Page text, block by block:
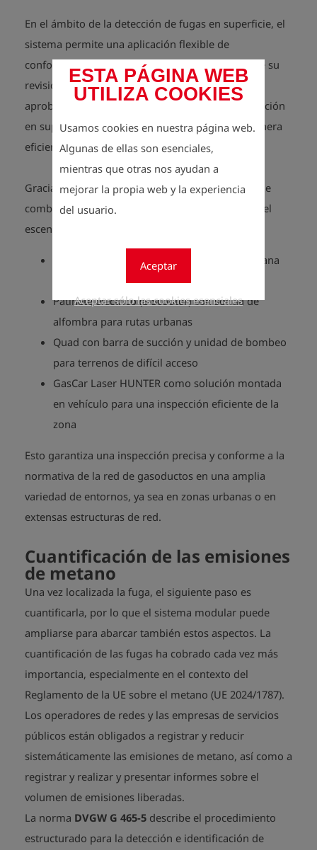
ESTA PÁGINA WEB
UTILIZA COOKIES
Usamos cookies en nuestra página web.
Algunas de ellas son esenciales,
mientras que otras nos ayudan a
mejorar la propia web y la experiencia
del usuario.
Aceptar
Aceptar sólo las cookies esenciales
En el ámbito de la detección de fugas en superficie, el
sistema permite una aplicación flexible de
conformidad con la norma DVGW G 465-1. Desde su
revisión en 2019 (borrador actual de 2025), se han
aprobado diversos procedimientos para la inspección
en superficie, que pueden implementarse de manera
eficiente utilizando nuestro sistema modular.
Gracias a su diseño modular, Laser HUNTER puede
combinarse con diferentes sistemas en función del
escenario de aplicación:
Sonda de alfombra (TS14) y sonda de campana
para la inspección manual
Patinete eléctrico (E-Scooter) con sonda de
alfombra para rutas urbanas
Quad con barra de succión y unidad de bombeo
para terrenos de difícil acceso
GasCar Laser HUNTER como solución montada
en vehículo para una inspección eficiente de la
zona
Esto garantiza una inspección precisa y conforme a la
normativa de la red de gasoductos en una amplia
variedad de entornos, ya sea en zonas urbanas o en
extensas estructuras de red.
Cuantificación de las emisiones
de metano
Una vez localizada la fuga, el siguiente paso es
cuantificarla, por lo que el sistema modular puede
ampliarse para abarcar también estos aspectos. La
cuantificación de las fugas ha cobrado cada vez más
importancia, especialmente en el contexto del
Reglamento de la UE sobre el metano (UE 2024/1787).
Los operadores de redes y las empresas de servicios
públicos están obligados a registrar y reducir
sistemáticamente las emisiones de metano, así como a
registrar y realizar y presentar informes sobre el
volumen de emisiones liberadas.
La norma DVGW G 465-5 describe el procedimiento
estructurado para la detección e identificación de